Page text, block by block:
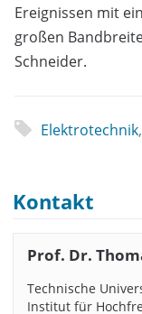
Ereignissen mit
großen
Schneider.
Elektrotechnik,
Kontakt
Prof. Dr.
Technische
Institut für